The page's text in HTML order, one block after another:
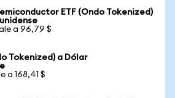
ETF (Ondo Tokenized)
a 96,79 $
Tokenized) a Dólar
a 168,41 $